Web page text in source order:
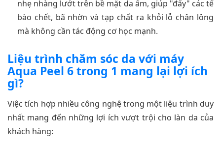
nhẹ nhàng lướt trên bề mặt da ẩm, giúp "đẩy" các tế
bào chết, bã nhờn và tạp chất ra khỏi lỗ chân lông
mà không cần tác động cơ học mạnh.
Liệu trình chăm sóc da với máy
Aqua Peel 6 trong 1 mang lại lợi ích
gì?
Việc tích hợp nhiều công nghệ trong một liệu trình duy
nhất mang đến những lợi ích vượt trội cho làn da của
khách hàng: